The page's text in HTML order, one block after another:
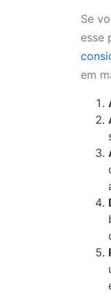
Se
esse
em